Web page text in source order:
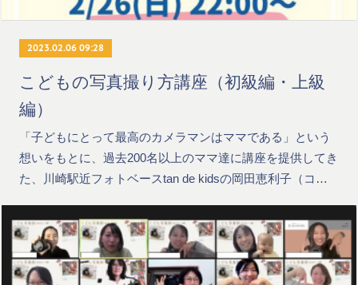
2023.02.06 09:28
こどもの写真撮り方講座（初級編・上級
編）
「子どもにとって最高のカメラマンはママである」という
想いをもとに、過去200名以上のママ達に講座を提供してき
た、川崎駅近フォトベースtan de kidsの岡田恵利子（コ…